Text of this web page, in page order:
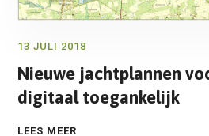
13 JULI 2018
Nieuwe jachtplannen
digitaal toegankelijk
LEES MEER